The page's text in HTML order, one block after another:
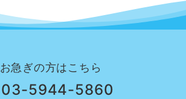
お急ぎの方はこちら
03-5944-5860